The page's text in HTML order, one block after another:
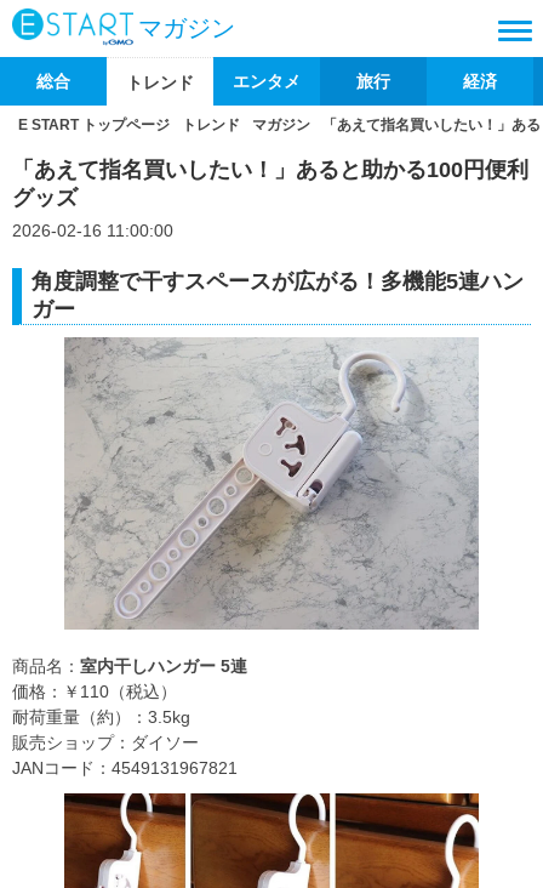
マガジン
総合 トレンド エンタメ 旅行 経済
E START トップページ トレンド マガジン 「あえて指名買いしたい！」あ
「あえて指名買いしたい！」あると助かる100円便利
グッズ
2026-02-16 11:00:00
角度調整で干すスペースが広がる！多機能5連ハン
ガー
商品名： 室内干しハンガー 5連
価格：￥110（税込）
耐荷重量（約）：3.5kg
販売ショップ：ダイソー
JANコード：4549131967821